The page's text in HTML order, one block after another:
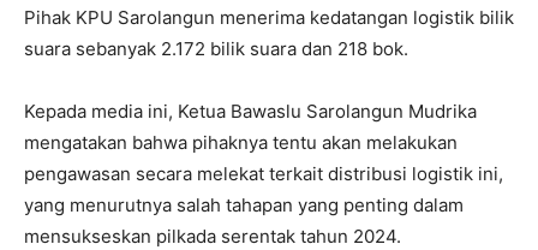
Pihak KPU Sarolangun menerima kedatangan logistik bilik
suara sebanyak 2.172 bilik suara dan 218 bok.
Kepada media ini, Ketua Bawaslu Sarolangun Mudrika
mengatakan bahwa pihaknya tentu akan melakukan
pengawasan secara melekat terkait distribusi logistik ini,
yang menurutnya salah tahapan yang penting dalam
mensukseskan pilkada serentak tahun 2024.